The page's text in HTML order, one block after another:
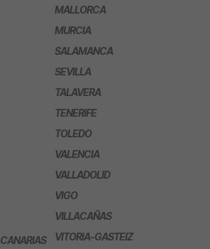
MALLORCA
MURCIA
SALAMANCA
SEVILLA
TALAVERA
TENERIFE
TOLEDO
VALENCIA
VALLADOLID
VIGO
VILLACAÑAS
VITORIA-GASTEIZ